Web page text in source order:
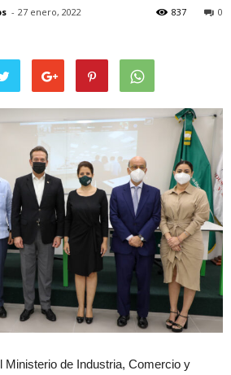
- 27 enero, 2022 0
837
de Industria, Comercio y